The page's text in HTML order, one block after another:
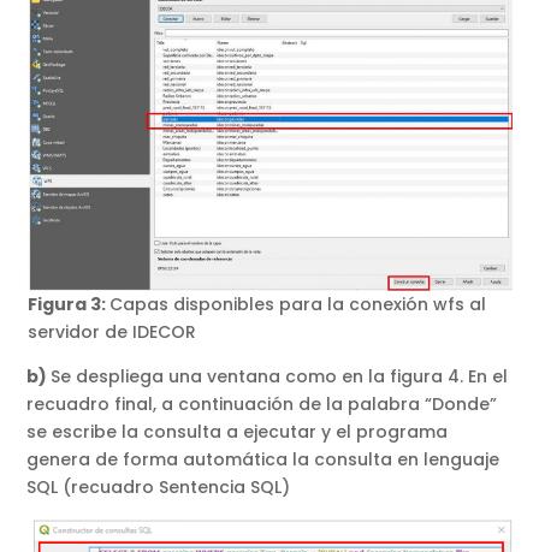
Figura 3: Capas disponibles para la conexión wfs al
servidor de IDECOR
b) Se despliega una ventana como en la figura 4. En el
recuadro final, a continuación de la palabra “Donde”
se escribe la consulta a ejecutar y el programa
genera de forma automática la consulta en lenguaje
SQL (recuadro Sentencia SQL)